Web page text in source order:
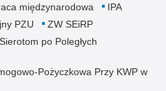
międzynarodowa
IPA
PZU
ZW SEiRP
po Poległych
Pożyczkowa Przy KWP w